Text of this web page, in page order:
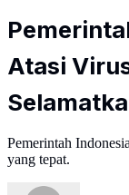
Atasi
Pemerintah
yang tepat.